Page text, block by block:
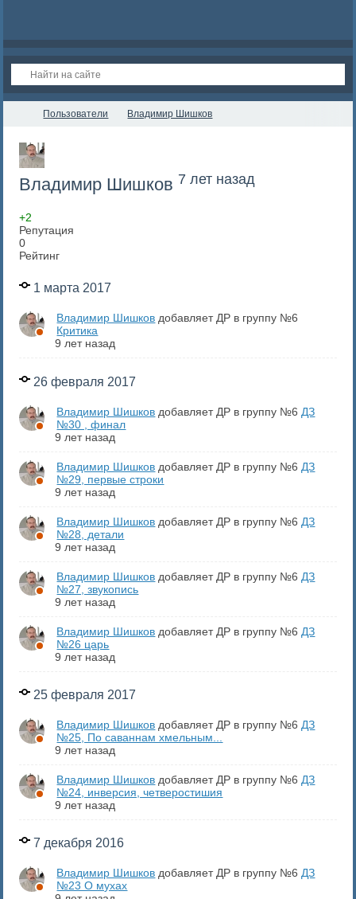
Пользователи Владимир Шишков
Владимир Шишков 7 лет назад
+2
Репутация
0
Рейтинг
1 марта 2017
Владимир Шишков добавляет ДР в группу №6
Критика
9 лет назад
26 февраля 2017
Владимир Шишков добавляет ДР в группу №6 ДЗ
№30 , финал
9 лет назад
Владимир Шишков добавляет ДР в группу №6 ДЗ
№29, первые строки
9 лет назад
Владимир Шишков добавляет ДР в группу №6 ДЗ
№28, детали
9 лет назад
Владимир Шишков добавляет ДР в группу №6 ДЗ
№27, звукопись
9 лет назад
Владимир Шишков добавляет ДР в группу №6 ДЗ
№26 царь
9 лет назад
25 февраля 2017
Владимир Шишков добавляет ДР в группу №6 ДЗ
№25, По саваннам хмельным...
9 лет назад
Владимир Шишков добавляет ДР в группу №6 ДЗ
№24, инверсия, четверостишия
9 лет назад
7 декабря 2016
Владимир Шишков добавляет ДР в группу №6ДЗ
№23 О мухах